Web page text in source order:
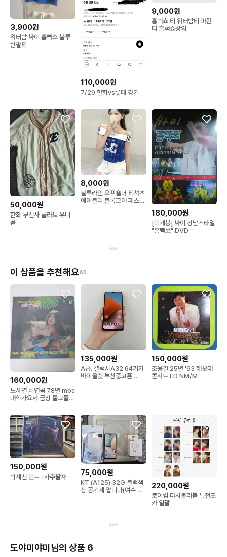
3,900원
워터밤 싸이 흠뻑쇼 블루
반팔티
110,000원
7/29 한화vs롯데 경기
9,000원
흠뻑쇼 티 워터밤티 파란
티 흠뻑쇼상의
50,000원
한화 무신사 콜라보 유니
폼
8,000원
블루라인 오프숄더 티셔츠
에이블리 블록코어 페스티
180,000원
[미개봉] 싸이 강남스타일
"흠뻑쑈" DVD
이 상품을 추천해요AD
160,000원
노사연 비연곡 78년 mbc
대학가요제 금상 돌고돌아
135,000원
A급. 갤럭시A32 64기가
바이올렛 부산중고폰
150,000원
조용필 25년 '93 해운대
콘서트 LD NM/M
150,000원
박재천 민트 : 사주팔자 75,000원
KT (A125) 32G 블랙색
상 공기계 팝니다(여수 순
220,000원
로이킴 다시불러봄 특전포
카 일괄
도야미야미님의 상품 6